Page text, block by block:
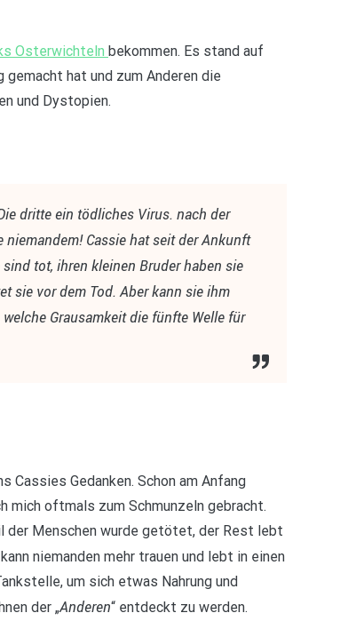
Osterwichteln bekommen. Es stand auf
hat und zum Anderen die
und Dystopien.
dritte ein tödliches Virus. nach der
Cassie hat seit der Ankunft
tot, ihren kleinen Bruder haben sie
sie vor dem Tod. Aber kann sie ihm
Grausamkeit die fünfte Welle für
Cassies Gedanken. Schon am Anfang
mich oftmals zum Schmunzeln gebracht.
der Menschen wurde getötet, der Rest lebt
niemanden mehr trauen und lebt in einen
um sich etwas Nahrung und
der „Anderen“ entdeckt zu werden.